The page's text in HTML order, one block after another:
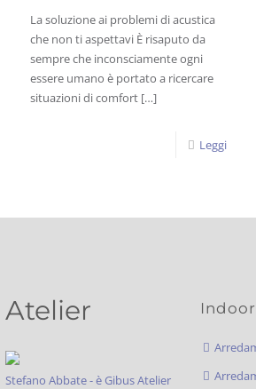
La soluzione ai problemi di acustica
che non ti aspettavi È risaputo da
sempre che inconsciamente ogni
essere umano è portato a ricercare
situazioni di comfort […]
Leggi
Atelier
Stefano Abbate - è Gibus Atelier